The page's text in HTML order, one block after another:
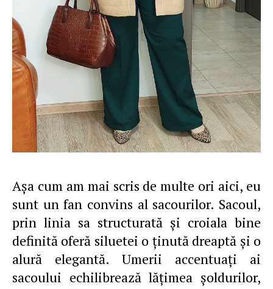
Aşa cum am mai scris de multe ori aici, eu
sunt un fan convins al sacourilor. Sacoul,
prin linia sa structurată şi croiala bine
definită oferă siluetei o ţinută dreaptă şi o
alură elegantă. Umerii accentuaţi ai
sacoului echilibrează lăţimea şoldurilor,